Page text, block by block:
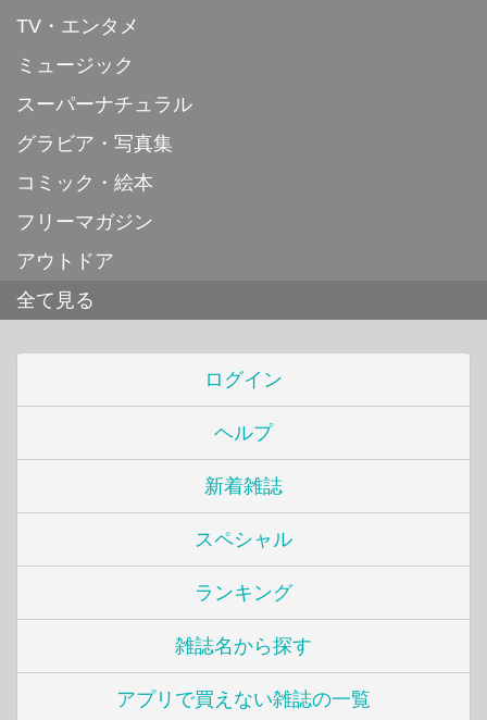
TV・エンタメ
ミュージック
スーパーナチュラル
グラビア・写真集
コミック・絵本
フリーマガジン
アウトドア
全て見る
ログイン
ヘルプ
新着雑誌
スペシャル
ランキング
雑誌名から探す
アプリで買えない雑誌の一覧